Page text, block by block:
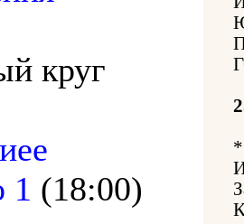
круг
1 (18:00)